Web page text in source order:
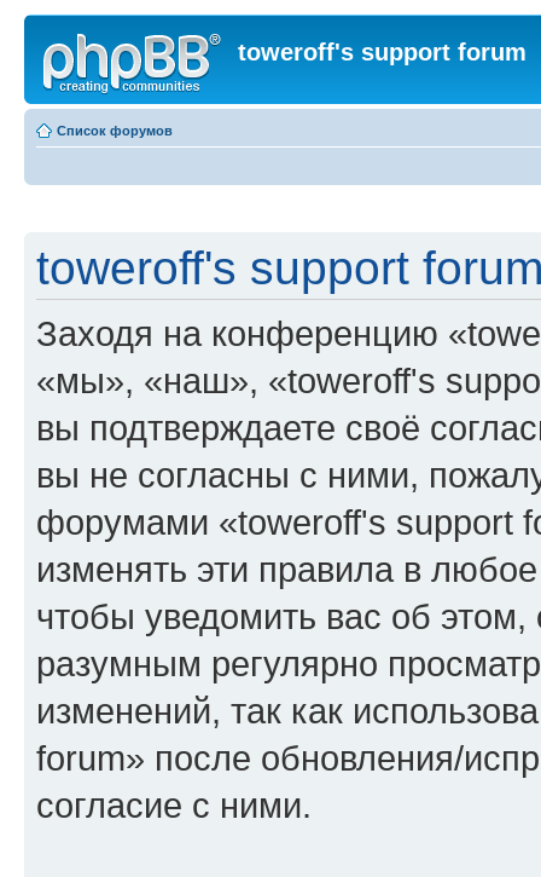
toweroff's support forum
Список форумов
toweroff's support
Заходя на конференцию
«мы», «наш», «toweroff's
вы подтверждаете своё
вы не согласны с ними,
форумами «toweroff's support
изменять эти правила в
чтобы уведомить вас об
разумным регулярно
изменений, так как
forum» после обновления/
согласие с ними.